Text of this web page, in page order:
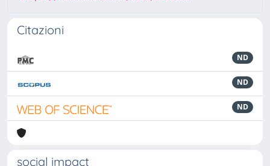
Citazioni
ND
ND
ND
social impact